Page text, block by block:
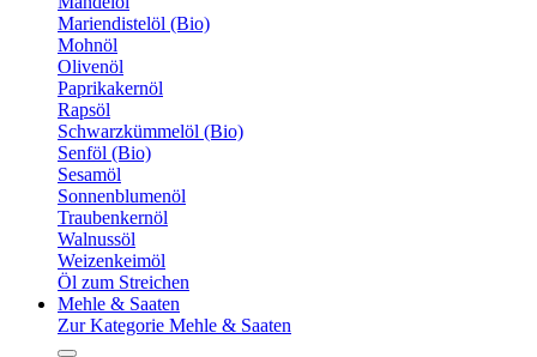
Mariendistelöl (Bio)
Mohnöl
Olivenöl
Paprikakernöl
Rapsöl
Schwarzkümmelöl (Bio)
Senföl (Bio)
Sesamöl
Sonnenblumenöl
Traubenkernöl
Walnussöl
Weizenkeimöl
Öl zum Streichen
Mehle & Saaten
Zur Kategorie Mehle & Saaten